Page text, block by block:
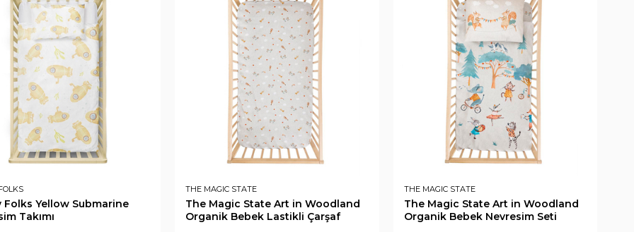
Folks Yellow Submarine
Takımı
THE MAGIC STATE
The Magic State Art in Woodland
Organik Bebek Lastikli Çarşaf
THE MAGIC STATE
The Magic State Art in Woodland
Organik Bebek Nevresim Seti